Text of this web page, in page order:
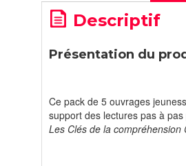
Descriptif
Présentation du
Ce pack de 5 ouvrages
support des lectures pas à
Les Clés de la compréhension